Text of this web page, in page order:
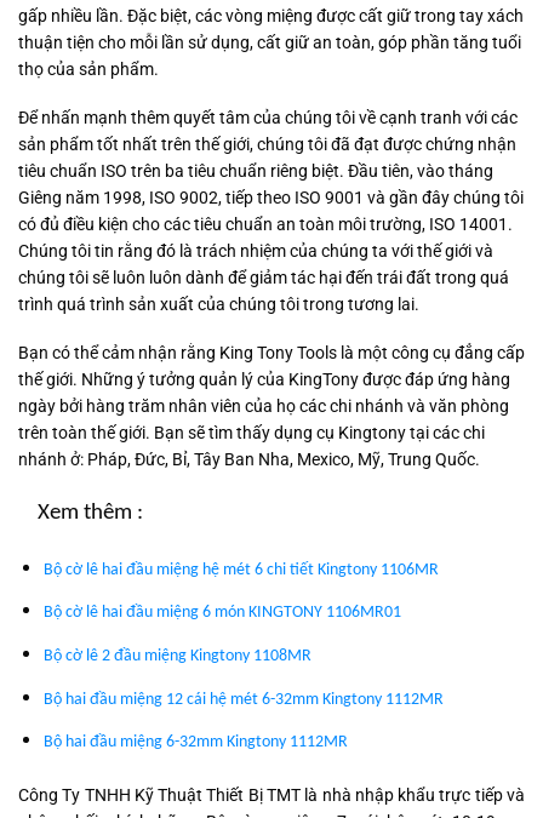
gấp nhiều lần. Đặc biệt, các vòng miệng được cất giữ trong tay xách
thuận tiện cho mỗi lần sử dụng, cất giữ an toàn, góp phần tăng tuổi
thọ của sản phẩm.
Để nhấn mạnh thêm quyết tâm của chúng tôi về cạnh tranh với các
sản phẩm tốt nhất trên thế giới, chúng tôi đã đạt được chứng nhận
tiêu chuẩn ISO trên ba tiêu chuẩn riêng biệt. Đầu tiên, vào tháng
Giêng năm 1998, ISO 9002, tiếp theo ISO 9001 và gần đây chúng tôi
có đủ điều kiện cho các tiêu chuẩn an toàn môi trường, ISO 14001.
Chúng tôi tin rằng đó là trách nhiệm của chúng ta với thế giới và
chúng tôi sẽ luôn luôn dành để giảm tác hại đến trái đất trong quá
trình quá trình sản xuất của chúng tôi trong tương lai.
Bạn có thể cảm nhận rằng King Tony Tools là một công cụ đẳng cấp
thế giới. Những ý tưởng quản lý của KingTony được đáp ứng hàng
ngày bởi hàng trăm nhân viên của họ các chi nhánh và văn phòng
trên toàn thế giới. Bạn sẽ tìm thấy dụng cụ Kingtony tại các chi
nhánh ở: Pháp, Đức, Bỉ, Tây Ban Nha, Mexico, Mỹ, Trung Quốc.
Xem thêm :
Bộ cờ lê hai đầu miệng hệ mét 6 chi tiết Kingtony 1106MR
Bộ cờ lê hai đầu miệng 6 món KINGTONY 1106MR01
Bộ cờ lê 2 đầu miệng Kingtony 1108MR
Bộ hai đầu miệng 12 cái hệ mét 6-32mm Kingtony 1112MR
Bộ hai đầu miệng 6-32mm Kingtony 1112MR
Công Ty TNHH Kỹ Thuật Thiết Bị TMT là nhà nhập khẩu trực tiếp và